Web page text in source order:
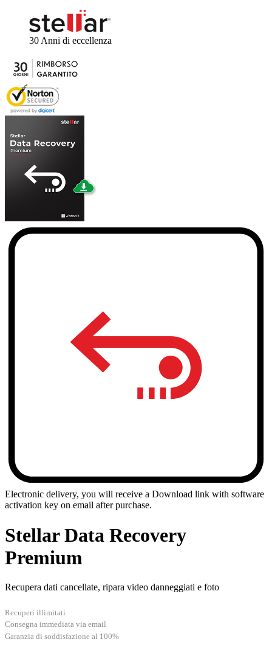
30 Anni di eccellenza
Electronic delivery, you will receive a Download link with software
activation key on email after purchase.
StellarData Recovery
Premium
Recupera dati cancellate, ripara video danneggiati e foto
Recuperi illimitati
Consegna immediata via email
Garanzia di soddisfazione al 100%